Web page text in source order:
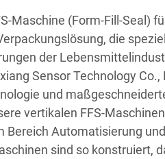
Maschine (Form-Fill-Seal)
die
der
Sensor Technology
und
vertikalen FFS-
Bereich Automatisierung
sind so konstruiert,